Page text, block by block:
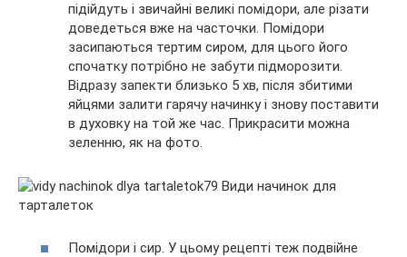
підійдуть і звичайні великі помідори, але різати
доведеться вже на часточки. Помідори
засипаються тертим сиром, для цього його
спочатку потрібно не забути підморозити.
Відразу запекти близько 5 хв, після збитими
яйцями залити гарячу начинку і знову поставити
в духовку на той же час. Прикрасити можна
зеленню, як на фото.
Помідори і сир. У цьому рецепті теж подвійне